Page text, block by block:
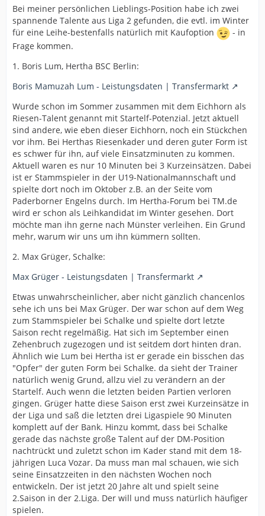
Bei meiner persönlichen Lieblings-Position habe ich zwei
spannende Talente aus Liga 2 gefunden, die evtl. im Winter
für eine Leihe-bestenfalls natürlich mit Kaufoption
- in
Frage kommen.
1. Boris Lum, Hertha BSC Berlin:
Boris Mamuzah Lum - Leistungsdaten | Transfermarkt
Wurde schon im Sommer zusammen mit dem Eichhorn als
Riesen-Talent genannt mit Startelf-Potenzial. Jetzt aktuell
sind andere, wie eben dieser Eichhorn, noch ein Stückchen
vor ihm. Bei Herthas Riesenkader und deren guter Form ist
es schwer für ihn, auf viele Einsatzminuten zu kommen.
Aktuell waren es nur 10 Minuten bei 3 Kurzeinsätzen. Dabei
ist er Stammspieler in der U19-Nationalmannschaft und
spielte dort noch im Oktober z.B. an der Seite vom
Paderborner Engelns durch. Im Hertha-Forum bei TM.de
wird er schon als Leihkandidat im Winter gesehen. Dort
möchte man ihn gerne nach Münster verleihen. Ein Grund
mehr, warum wir uns um ihn kümmern sollten.
2. Max Grüger, Schalke:
Max Grüger - Leistungsdaten | Transfermarkt
Etwas unwahrscheinlicher, aber nicht gänzlich chancenlos
sehe ich uns bei Max Grüger. Der war schon auf dem Weg
zum Stammspieler bei Schalke und spielte dort letzte
Saison recht regelmäßig. Hat sich im September einen
Zehenbruch zugezogen und ist seitdem dort hinten dran.
Ähnlich wie Lum bei Hertha ist er gerade ein bisschen das
"Opfer" der guten Form bei Schalke. da sieht der Trainer
natürlich wenig Grund, allzu viel zu verändern an der
Startelf. Auch wenn die letzten beiden Partien verloren
gingen. Grüger hatte diese Saison erst zwei Kurzeinsätze in
der Liga und saß die letzten drei Ligaspiele 90 Minuten
komplett auf der Bank. Hinzu kommt, dass bei Schalke
gerade das nächste große Talent auf der DM-Position
nachtrückt und zuletzt schon im Kader stand mit dem 18-
jährigen Luca Vozar. Da muss man mal schauen, wie sich
seine Einsatzzeiten in den nächsten Wochen noch
entwickeln. Der ist jetzt 20 Jahre alt und spielt seine
2.Saison in der 2.Liga. Der will und muss natürlich häufiger
spielen.